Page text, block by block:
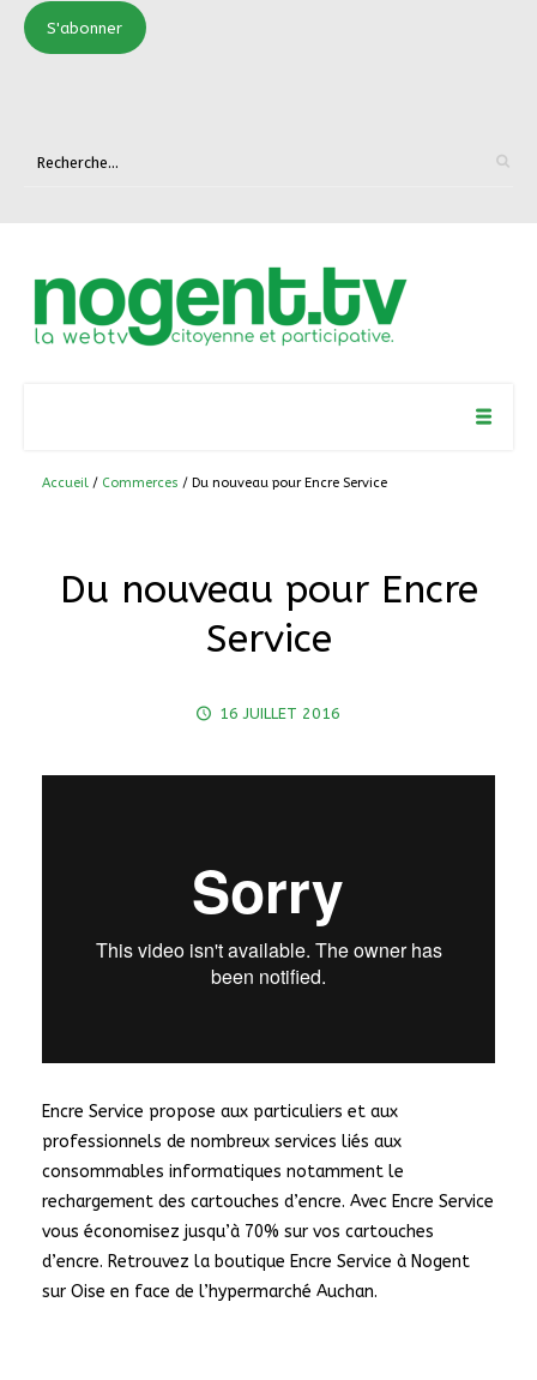
S'abonner
Accueil / Commerces / Du nouveau pour Encre Service
Du nouveau pour Encre
Service
16 JUILLET 2016
Encre Service propose aux particuliers et aux
professionnels de nombreux services liés aux
consommables informatiques notamment le
rechargement des cartouches d’encre. Avec Encre Service
vous économisez jusqu’à 70% sur vos cartouches
d’encre. Retrouvez la boutique Encre Service à Nogent
sur Oise en face de l’hypermarché Auchan.